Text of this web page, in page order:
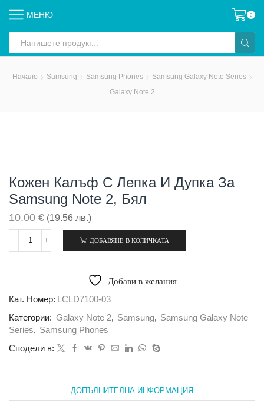
МЕНЮ 0
input
Начало Samsung Samsung Phones
Samsung Galaxy Note Series
Galaxy Note 2
Кожен Калъф С Лепка И Дупка За
Samsung Note 2, Бял
10.00 € (19.56 лв.)
количество
лепка
дупка
за
Note
ДОБАВЯНЕ В КОЛИЧКАТА
Добави в желания
Кат. Номер:
LCLD7100-03
Категории: Galaxy Note 2, Samsung, Samsung Galaxy Note
Series, Samsung Phones
Сподели в:
ДОПЪЛНИТЕЛНА ИНФОРМАЦИЯ